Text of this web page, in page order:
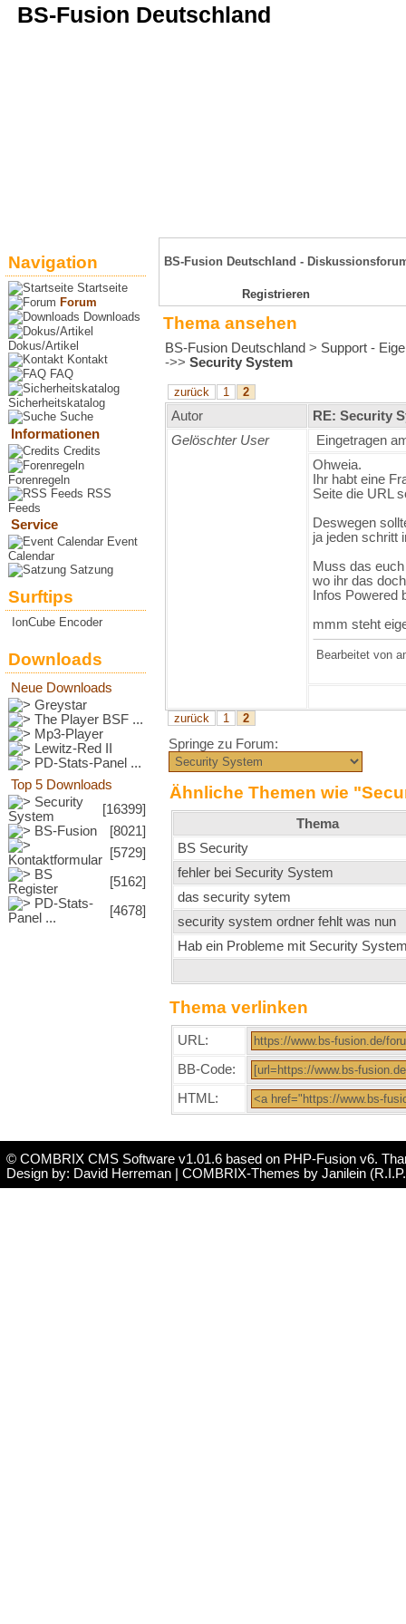
BS-Fusion Deutschland
Navigation
Startseite
Forum
Downloads
Dokus/Artikel
Kontakt
FAQ
Sicherheitskatalog
Suche
Informationen
Credits
Forenregeln
RSS
Feeds
Service
Event
Calendar
Satzung
Surftips
IonCube Encoder
Downloads
Neue Downloads
Greystar
The Player BSF ...
Mp3-Player
Lewitz-Red II
PD-Stats-Panel ...
Top 5 Downloads
Security
System
[16399]
BS-Fusion
[8021]
Kontaktformular
[5729]
BS
Register
[5162]
PD-Stats-
Panel ...
[4678]
BS-Fusion Deutschland -
Registrieren
Thema ansehen
BS-Fusion Deutschland > Support -
->> Security System
zurück 1 2
Autor
RE: Security
Gelöschter User
Eingetragen
Ohweia.
Ihr habt eine
Seite die URL
Deswegen
ja jeden schritt
Muss das
wo ihr das
Infos Powered
mmm steht
Bearbeitet von
zurück 1 2
Springe zu Forum:
Ähnliche Themen wie
Thema
BS Security
fehler bei Security System
das security sytem
security system ordner fehlt was nun
Hab ein Probleme mit Security
Thema verlinken
URL:
BB-Code:
HTML:
© COMBRIX CMS Software v1.01.6 based on PHP-Fusion v6.
Design by: David Herreman | COMBRIX-Themes by Janilein